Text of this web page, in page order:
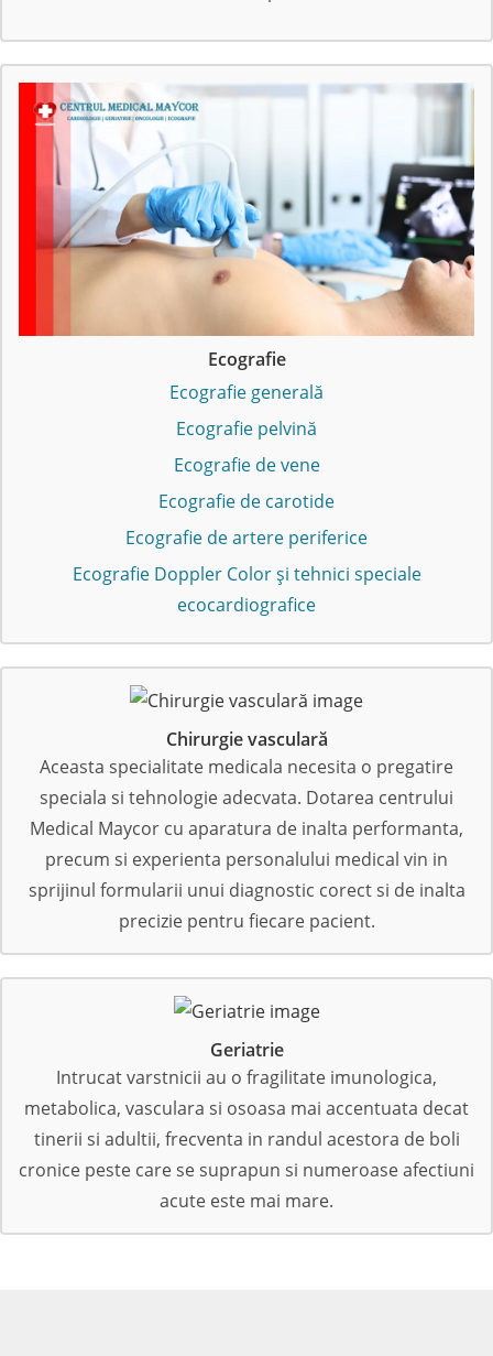
Ecografie
Ecografie generală
Ecografie pelvină
Ecografie de vene
Ecografie de carotide
Ecografie de artere periferice
Ecografie Doppler Color și tehnici speciale
ecocardiografice
Chirurgie vasculară
Aceasta specialitate medicala necesita o pregatire
speciala si tehnologie adecvata. Dotarea centrului
Medical Maycor cu aparatura de inalta performanta,
precum si experienta personalului medical vin in
sprijinul formularii unui diagnostic corect si de inalta
precizie pentru fiecare pacient.
Geriatrie
Intrucat varstnicii au o fragilitate imunologica,
metabolica, vasculara si osoasa mai accentuata decat
tinerii si adultii, frecventa in randul acestora de boli
cronice peste care se suprapun si numeroase afectiuni
acute este mai mare.